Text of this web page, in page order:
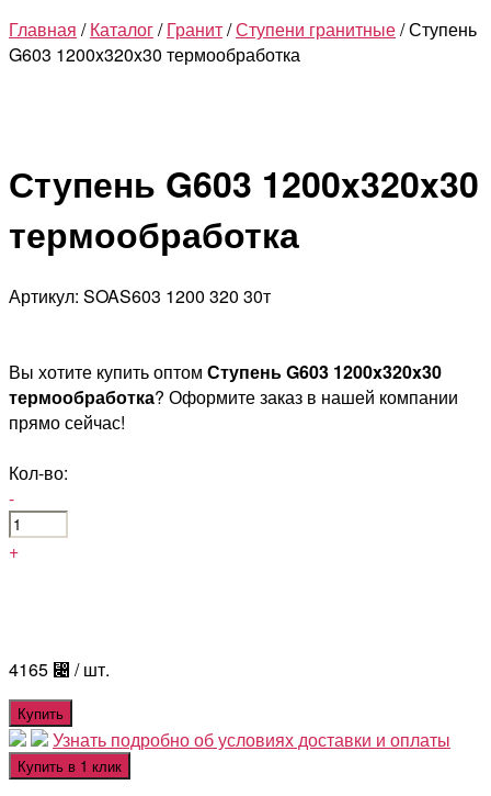
Главная /Каталог/Гранит/Ступени гранитные/ Ступень
G603 1200x320x30 термообработка
Ступень G603 1200x320x30
термообработка
Артикул: SOAS603 1200 320 30т
Вы хотите купить оптом Ступень G603 1200x320x30
термообработка? Оформите заказ в нашей компании
прямо сейчас!
Кол-во:
-
+
4165 ⃄ / шт.
Купить
Узнать подробно об условиях доставки и оплаты
Купить в 1 клик